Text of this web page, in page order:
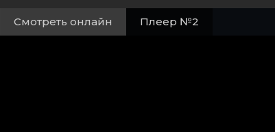
Смотреть онлайн Плеер №2